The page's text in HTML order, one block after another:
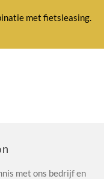
met fietsleasing.
met ons bedrijf en